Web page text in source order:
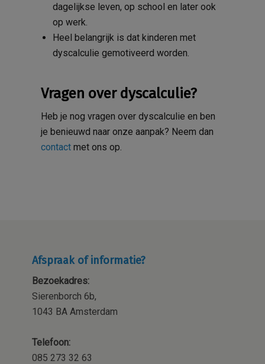
dagelijkse leven, op school en later ook
op werk.
Heel belangrijk is dat kinderen met
dyscalculie gemotiveerd worden.
Vragen over dyscalculie?
Heb je nog vragen over dyscalculie en ben
je benieuwd naar onze aanpak? Neem dan
contact met ons op.
Afspraak of informatie?
Bezoekadres:
Sierenborch 6b,
1043 BA Amsterdam
Telefoon:
085 273 32 63